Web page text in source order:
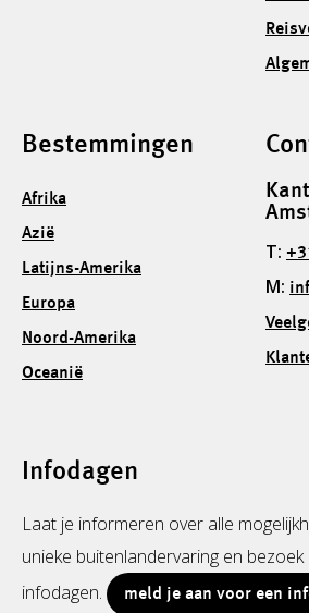
Bestemmingen
Afrika
Azië
Latijns-Amerika
Europa
Noord-Amerika
Oceanië
T:
M:
Infodagen
Laat je informeren over alle
unieke buitenlandervaring en
infodagen.
meld je aan voor een